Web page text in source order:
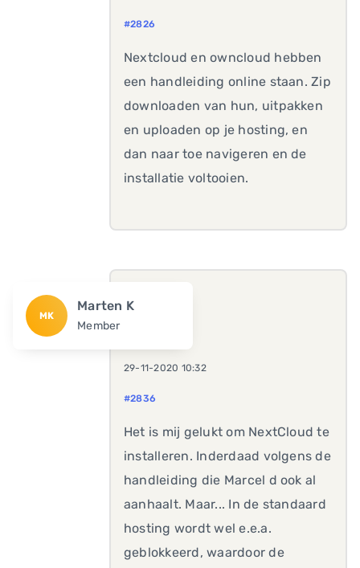
#2826
Nextcloud en owncloud hebben
een handleiding online staan. Zip
downloaden van hun, uitpakken
en uploaden op je hosting, en
dan naar toe navigeren en de
installatie voltooien.
MK
Marten K
Member
29-11-2020 10:32
#2836
Het is mij gelukt om NextCloud te
installeren. Inderdaad volgens de
handleiding die Marcel d ook al
aanhaalt. Maar... In de standaard
hosting wordt wel e.e.a.
geblokkeerd, waardoor de